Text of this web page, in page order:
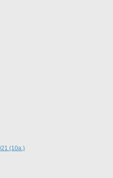
(10a.)